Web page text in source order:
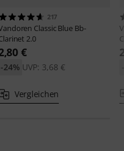
217
Classic Blue Bb-
2.0
€
UVP: 3,68 €
-24%
Vergleichen